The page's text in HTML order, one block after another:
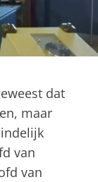
dat
maar
van
van